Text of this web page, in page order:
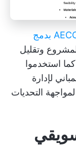
قامت شركة AECOM بدمج
وتقليل
استخدموا
لإدارة
معقد لمواجهة التحديات